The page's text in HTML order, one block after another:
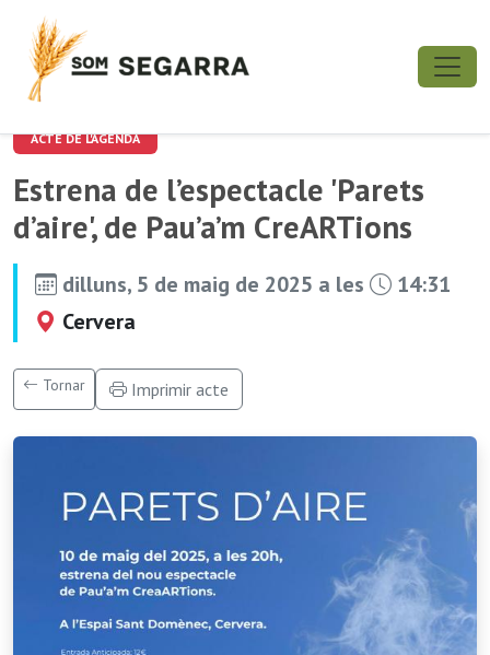
ACTE DE L'AGENDA
Estrena de l’espectacle 'Parets
d’aire', de Pau’a’m CreARTions
dilluns, 5 de maig de 2025 a les
14:31
Cervera
Tornar Imprimir acte